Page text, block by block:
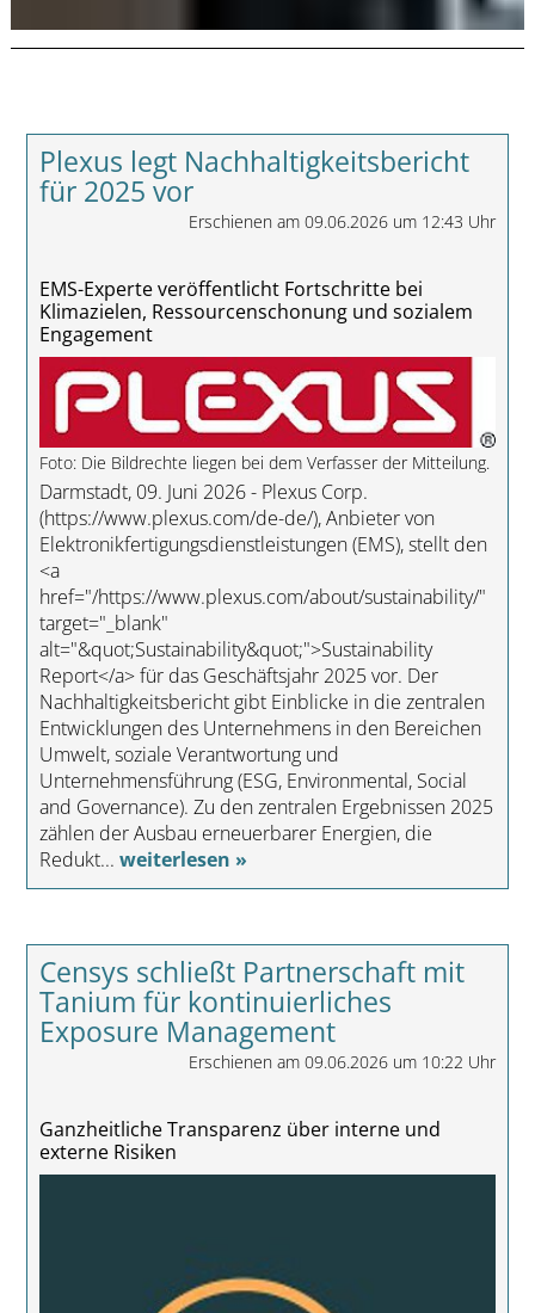
Plexus legt Nachhaltigkeitsbericht
für 2025 vor
Erschienen am 09.06.2026 um 12:43 Uhr
EMS-Experte veröffentlicht Fortschritte bei
Klimazielen, Ressourcenschonung und sozialem
Engagement
Foto: Die Bildrechte liegen bei dem Verfasser der Mitteilung.
Darmstadt, 09. Juni 2026 - Plexus Corp.
(https://www.plexus.com/de-de/), Anbieter von
Elektronikfertigungsdienstleistungen (EMS), stellt den
<a
href="/https://www.plexus.com/about/sustainability/"
target="_blank"
alt="&quot;Sustainability&quot;">Sustainability
Report</a> für das Geschäftsjahr 2025 vor. Der
Nachhaltigkeitsbericht gibt Einblicke in die zentralen
Entwicklungen des Unternehmens in den Bereichen
Umwelt, soziale Verantwortung und
Unternehmensführung (ESG, Environmental, Social
and Governance). Zu den zentralen Ergebnissen 2025
zählen der Ausbau erneuerbarer Energien, die
Redukt... weiterlesen »
Censys schließt Partnerschaft mit
Tanium für kontinuierliches
Exposure Management
Erschienen am 09.06.2026 um 10:22 Uhr
Ganzheitliche Transparenz über interne und
externe Risiken